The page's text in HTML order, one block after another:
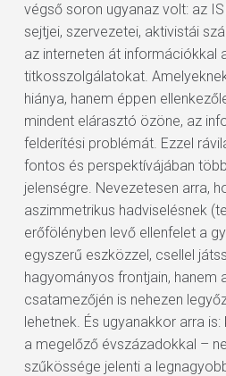
végső soron ugyanaz volt: az
sejtjei, szervezetei, aktivistái
az interneten át információkkal
titkosszolgálatokat.
hiánya, hanem éppen
mindent elárasztó özöne, az
felderítési problémát. Ezzel
fontos és perspektívájában
jelenségre. Nevezetesen arra,
aszimmetrikus hadviselésnek
erőfölényben levő ellenfelet a
egyszerű eszközzel, csellel
hagyományos frontjain, hanem
csatamezőjén is nehezen
lehetnek. És ugyanakkor arra
a megelőző évszázadokkal –
szűkössége jelenti a